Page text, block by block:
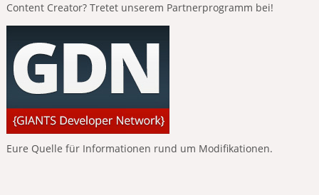
Content Creator? Tretet unserem Partnerprogramm bei!
Eure Quelle für Informationen rund um Modifikationen.